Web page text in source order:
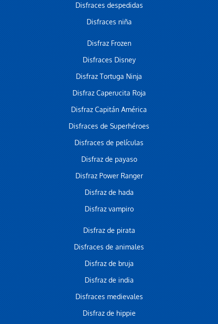
Disfraces despedidas
Disfraces niña
Disfraz Frozen
Disfraces Disney
Disfraz Tortuga Ninja
Disfraz Caperucita Roja
Disfraz Capitán América
Disfraces de Superhéroes
Disfraces de películas
Disfraz de payaso
Disfraz Power Ranger
Disfraz de hada
Disfraz vampiro
Disfraz de pirata
Disfraces de animales
Disfraz de bruja
Disfraz de india
Disfraces medievales
Disfraz de hippie